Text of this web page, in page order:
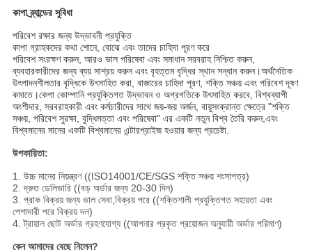
কাপা ব্র্যান্ডের সুবিধা
পরিবেশ রক্ষার জন্য উদ্ভাবনী প্রযুক্তি
কাপা গ্রাহকদের কথা শোনে, বোঝে এবং তাদের চাহিদা পূরণ করে
পরিবেশ সংরক্ষণ করুন, আরও ভাল পরিষেবা এবং সমাধান সরবরাহ নিশ্চিত করুন,
ব্যবহারকারীদের জন্য ব্যয় সাশ্রয় করুন এবং বৃহত্তম বৃদ্ধির স্থান সন্ধান করুন।অর্থনৈতিক
উৎপাদনশীলতার বৃদ্ধিকে উৎসাহিত করা, বাজারের চাহিদা পূরণ, শক্তি সঞ্চয় এবং পরিবেশ দূষণ
কমাতে।কেপা কোম্পানি প্রযুক্তিগত উদ্ভাবন ও অগ্রগতিকে উৎসাহিত করবে, বিশ্বব্যাপী
অংশীদার, সরবরাহকারী এবং কর্মচারীদের সাথে জয়-জয় অর্জন, বায়ুসংক্রান্ত ক্ষেত্রে "শক্তি
সঞ্চয়, পরিবেশ সুরক্ষা, বুদ্ধিমত্তা এবং পরিষেবা" এর একটি নতুন বিশ্ব তৈরি করুন,এবং
বিশ্বমানের মানের একটি বিশ্বমানের এন্টারপ্রাইজ হওয়ার জন্য প্রচেষ্টা.
উপকারিতা:
1. উচ্চ মানের নিয়ন্ত্রণ ((ISO14001/CE/SGS শক্তি সঞ্চয় শংসাপত্র)
2. দ্রুত ডেলিভারি ((বড় অর্ডার জন্য 20-30 দিন)
3. প্রাক বিক্রয় জন্য ভাল সেবা,বিক্রয় পরে ((শক্তিশালী প্রযুক্তিগত সহায়তা এবং
পেশাদারী পরে বিক্রয় দল)
4. ট্রায়াল ছোট অর্ডার গ্রহণযোগ্য ((আপনার প্রকৃত প্রয়োজন অনুযায়ী অর্ডার পরিমাণ)
কেন আমাদের বেছে নিলেন?